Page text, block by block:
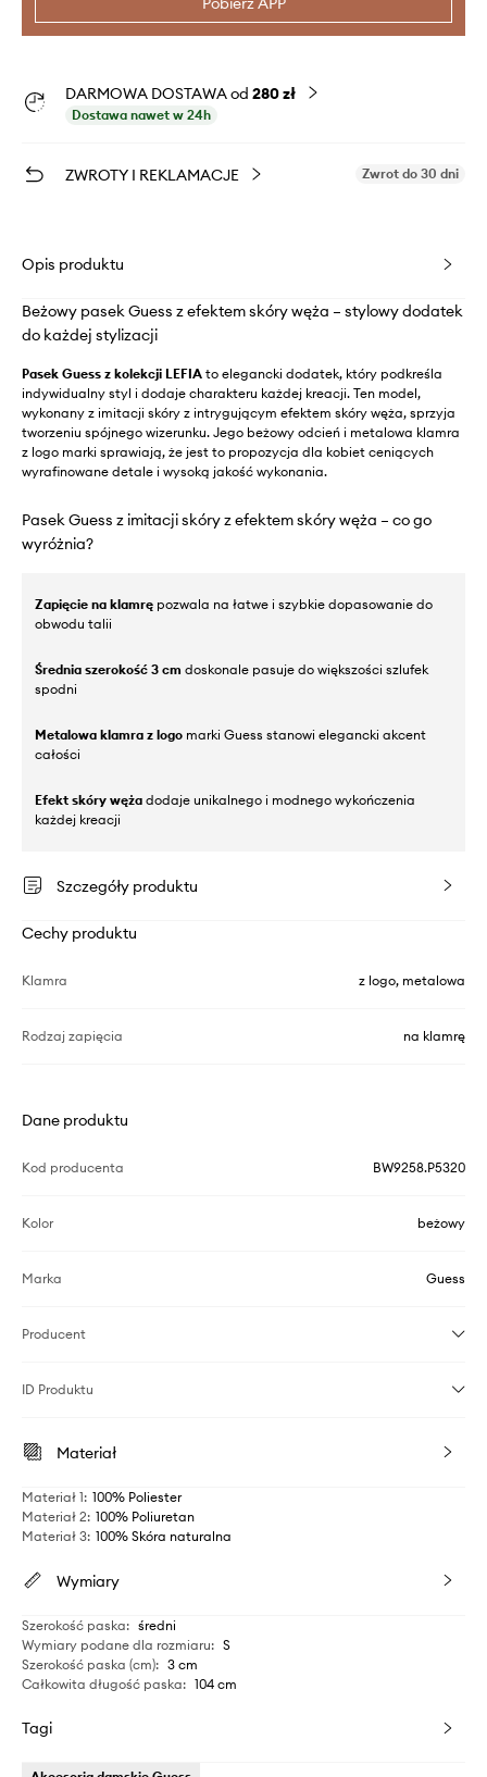
DARMOWA DOSTAWA od 280 zł
Dostawa nawet w 24h
ZWROTY I REKLAMACJE Zwrot do 30 dni
Opis produktu
Beżowy pasek Guess z efektem skóry węża – stylowy dodatek
do każdej stylizacji
Pasek Guess z kolekcji LEFIA to elegancki dodatek, który podkreśla
indywidualny styl i dodaje charakteru każdej kreacji. Ten model,
wykonany z imitacji skóry z intrygującym efektem skóry węża, sprzyja
tworzeniu spójnego wizerunku. Jego beżowy odcień i metalowa klamra
z logo marki sprawiają, że jest to propozycja dla kobiet ceniących
wyrafinowane detale i wysoką jakość wykonania.
Pasek Guess z imitacji skóry z efektem skóry węża – co go
wyróżnia?
Zapięcie na klamrę pozwala na łatwe i szybkie dopasowanie do
obwodu talii
Średnia szerokość 3 cm doskonale pasuje do większości szlufek
spodni
Metalowa klamra z logo marki Guess stanowi elegancki akcent
całości
Efekt skóry węża dodaje unikalnego i modnego wykończenia
każdej kreacji
Szczegóły produktu
Cechy produktu
Klamra z logo, metalowa
Rodzaj zapięcia na klamrę
Dane produktu
Kod producenta BW9258.P5320
Kolor beżowy
Marka Guess
Producent
ID Produktu
Materiał
Materiał 1: 100% Poliester
Materiał 2: 100% Poliuretan
Materiał 3: 100% Skóra naturalna
Wymiary
Szerokość paska: średni
Wymiary podane dla rozmiaru: S
Szerokość paska (cm): 3 cm
Całkowita długość paska: 104 cm
Tagi